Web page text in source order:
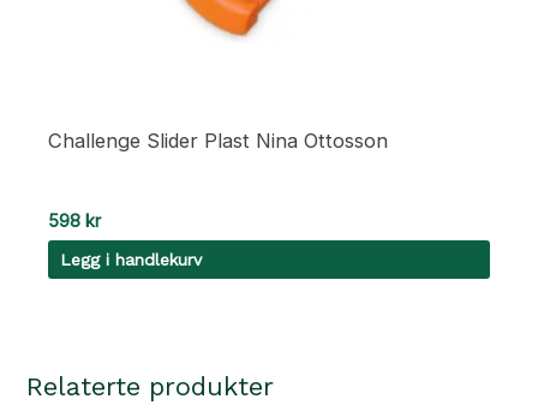
Challenge Slider Plast Nina Ottosson
598 kr
Legg i handlekurv
Relaterte produkter